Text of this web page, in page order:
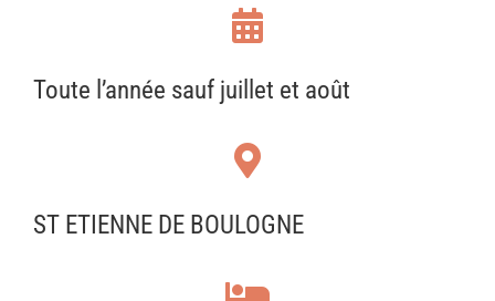
Toute l’année sauf juillet et août
ST ETIENNE DE BOULOGNE